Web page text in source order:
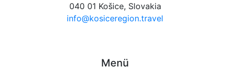
040 01 Košice, Slovakia
info@kosiceregion.travel
Menü